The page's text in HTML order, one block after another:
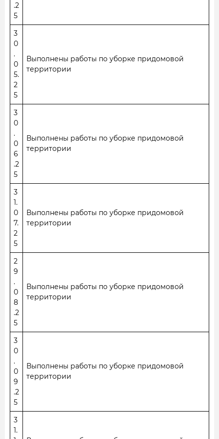
.2
5
3
0
.
0
5.
2
5
Выполнены работы по уборке придомовой
территории
3
0
.
0
6
.2
5
Выполнены работы по уборке придомовой
территории
3
1.
0
7.
2
5
Выполнены работы по уборке придомовой
территории
2
9
.
0
8
.2
5
Выполнены работы по уборке придомовой
территории
3
0
.
0
9
.2
5
Выполнены работы по уборке придомовой
территории
3
1.